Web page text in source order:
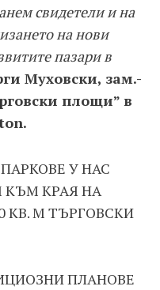
свидетели и на
на нови
пазари в
Муховски, зам.-
площи” в
У НАС
КЪМ КРАЯ НА
КВ. М ТЪРГОВСКИ
ПЛАНОВЕ